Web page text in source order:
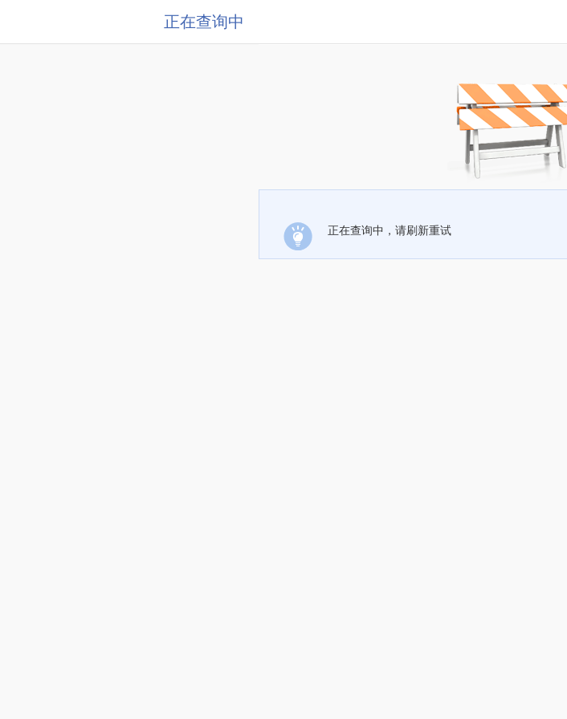
正在查询中
正在查询中，请刷新重试